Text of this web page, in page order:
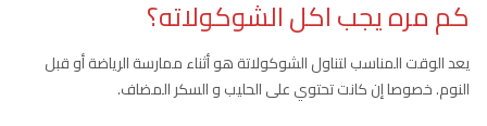
كم مره يجب اكل الشوكولاته؟
يعد الوقت المناسب لتناول الشوكولاتة هو أثناء ممارسة الرياضة أو قبل
النوم. خصوصا إن كانت تحتوي على الحليب و السكر المضاف.